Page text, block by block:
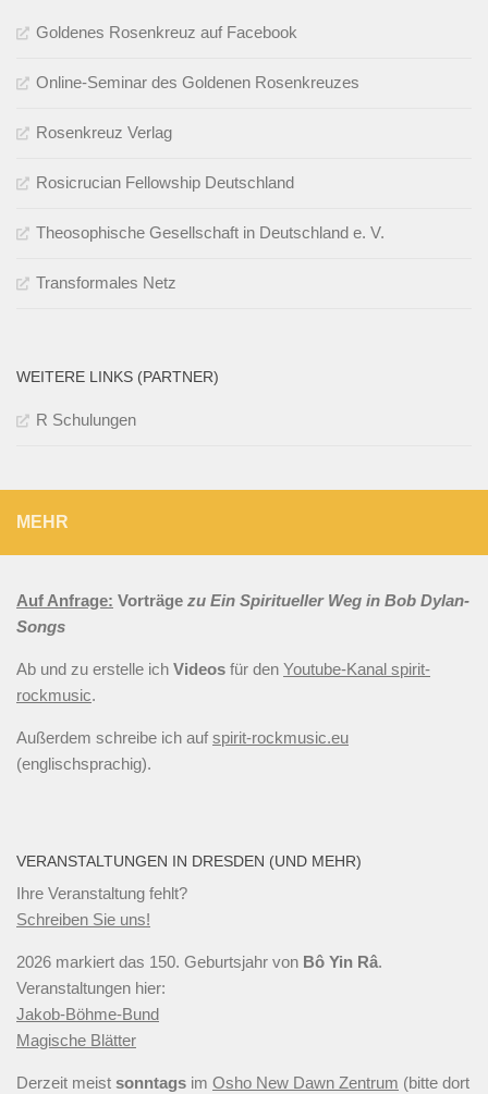
Goldenes Rosenkreuz auf Facebook
Online-Seminar des Goldenen Rosenkreuzes
Rosenkreuz Verlag
Rosicrucian Fellowship Deutschland
Theosophische Gesellschaft in Deutschland e. V.
Transformales Netz
WEITERE LINKS (PARTNER)
R Schulungen
MEHR
Auf Anfrage: Vorträge zu Ein Spiritueller Weg in Bob Dylan-
Songs
Ab und zu erstelle ich Videos für den Youtube-Kanal spirit-
rockmusic.
Außerdem schreibe ich auf spirit-rockmusic.eu
(englischsprachig).
VERANSTALTUNGEN IN DRESDEN (UND MEHR)
Ihre Veranstaltung fehlt?
Schreiben Sie uns!
2026 markiert das 150. Geburtsjahr von Bô Yin Râ.
Veranstaltungen hier:
Jakob-Böhme-Bund
Magische Blätter
Derzeit meist sonntags im Osho New Dawn Zentrum (bitte dort